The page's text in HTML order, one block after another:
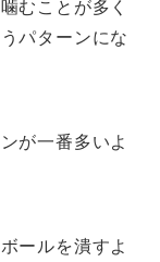
むことが多く
パターンにな
が一番多いよ
ールを潰すよ